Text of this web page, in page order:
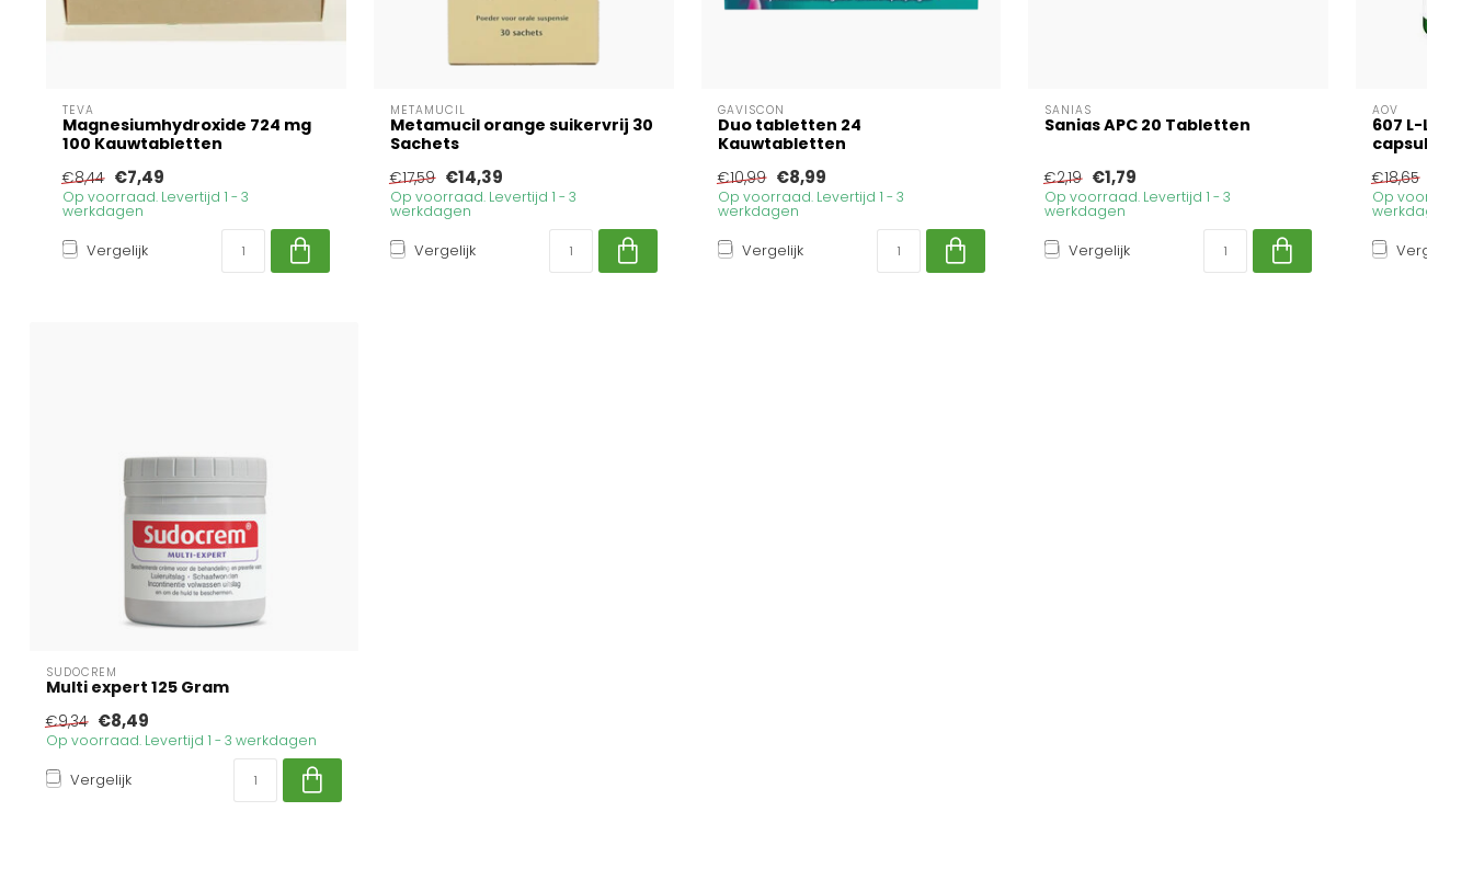
TEVA
Magnesiumhydroxide 724 mg
100 Kauwtabletten
€8,44 €7,49
Op voorraad. Levertijd 1 - 3
werkdagen
Vergelijk
METAMUCIL
Metamucil orange suikervrij 30
Sachets
€17,59 €14,39
Op voorraad. Levertijd 1 - 3
werkdagen
Vergelijk
GAVISCON
Duo tabletten 24
Kauwtabletten
€10,99 €8,99
Op voorraad. Levertijd 1 - 3
werkdagen
Vergelijk
SANIAS
Sanias APC 20 Tabletten
€2,19 €1,79
Op voorraad. Levertijd 1 - 3
werkdagen
Vergelijk
AOV
607 L-
capsules
€18,65
Op voorraad.
werkdagen
Vergelijk
SUDOCREM
Multi expert 125 Gram
€9,34 €8,49
Op voorraad. Levertijd 1 - 3 werkdagen
Vergelijk